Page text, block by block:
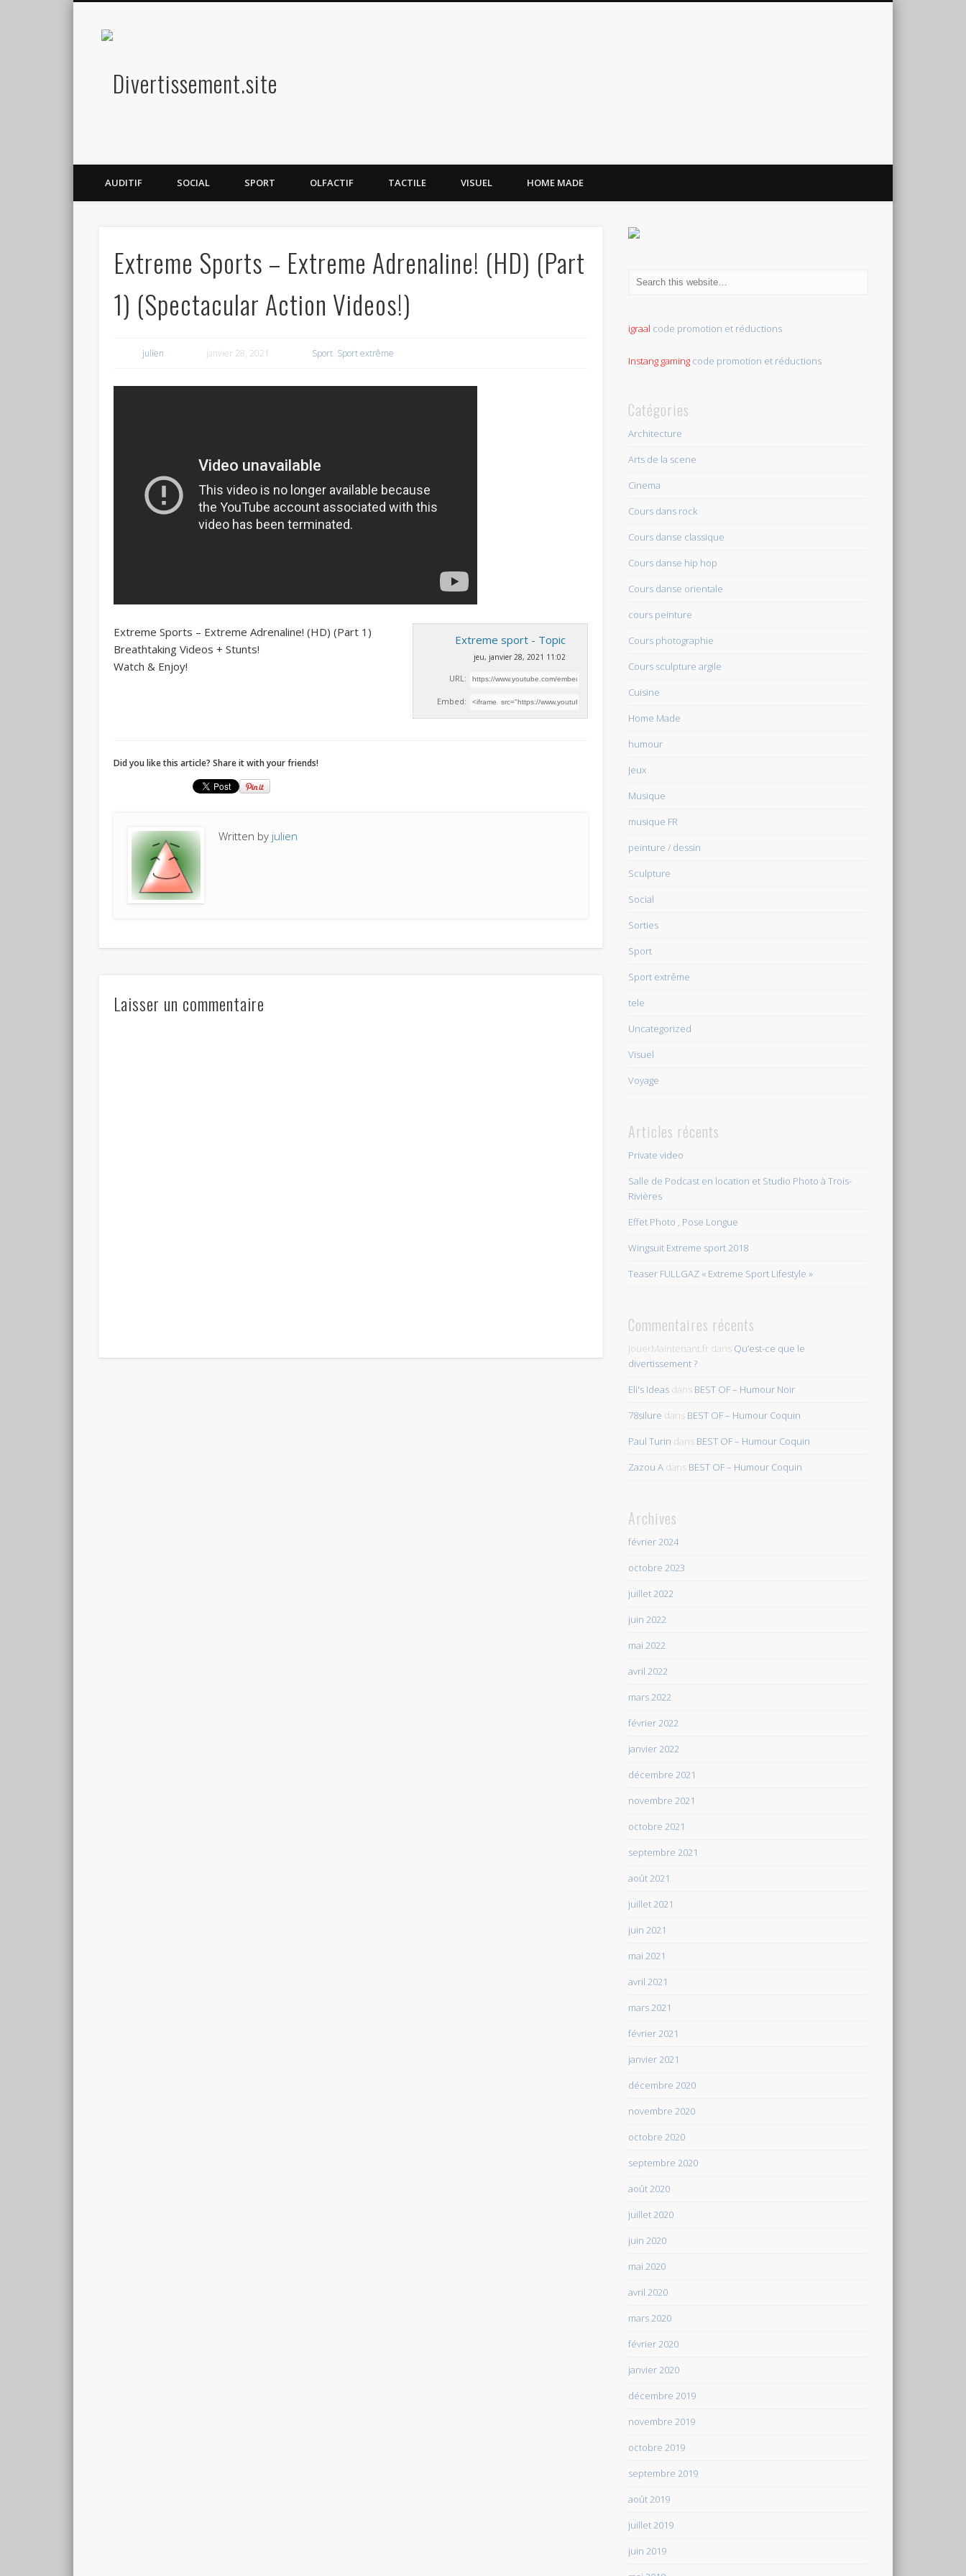
AUDITIF SOCIAL SPORT OLFACTIF TACTILE VISUEL HOME MADE
Extreme Sports – Extreme Adrenaline! (HD) (Part
1) (Spectacular Action Videos!)
julien janvier 28, 2021 Sport, Sport extrême
Extreme sport - Topic
jeu, janvier 28, 2021 11:02
URL:
Embed:
Extreme Sports – Extreme Adrenaline! (HD) (Part 1)
Breathtaking Videos + Stunts!
Watch & Enjoy!
Did you like this article? Share it with your friends!
Written by julien
Laisser un commentaire
igraal code promotion et réductions
Instang gaming code promotion et réductions
Catégories
Architecture
Arts de la scene
Cinema
Cours dans rock
Cours danse classique
Cours danse hip hop
Cours danse orientale
cours peinture
Cours photographie
Cours sculpture argile
Cuisine
Home Made
humour
Jeux
Musique
musique FR
peinture / dessin
Sculpture
Social
Sorties
Sport
Sport extrême
tele
Uncategorized
Visuel
Voyage
Articles récents
Private video
Salle de Podcast en location et Studio Photo à Trois-
Rivières
Effet Photo , Pose Longue
Wingsuit Extreme sport 2018
Teaser FULLGAZ « Extreme Sport Lifestyle »
Commentaires récents
JouerMaintenant.fr dans Qu’est-ce que le
divertissement ?
Eli's Ideas dans BEST OF – Humour Noir
78silure dans BEST OF – Humour Coquin
Paul Turin dans BEST OF – Humour Coquin
Zazou A dans BEST OF – Humour Coquin
Archives
février 2024
octobre 2023
juillet 2022
juin 2022
mai 2022
avril 2022
mars 2022
février 2022
janvier 2022
décembre 2021
novembre 2021
octobre 2021
septembre 2021
août 2021
juillet 2021
juin 2021
mai 2021
avril 2021
mars 2021
février 2021
janvier 2021
décembre 2020
novembre 2020
octobre 2020
septembre 2020
août 2020
juillet 2020
juin 2020
mai 2020
avril 2020
mars 2020
février 2020
janvier 2020
décembre 2019
novembre 2019
octobre 2019
septembre 2019
août 2019
juillet 2019
juin 2019